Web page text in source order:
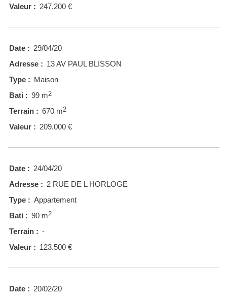
Valeur : 247.200 €
Date : 29/04/20
Adresse : 13 AV PAUL BLISSON
Type : Maison
Bati : 99 m2
Terrain : 670 m2
Valeur : 209.000 €
Date : 24/04/20
Adresse : 2 RUE DE L HORLOGE
Type : Appartement
Bati : 90 m2
Terrain : -
Valeur : 123.500 €
Date : 20/02/20